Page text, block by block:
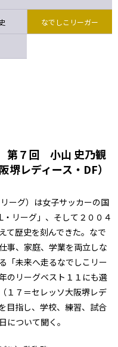
なでしこリーガー
第７回 小山 史乃観
堺レディース・DF）
ーグ）は女子サッカーの国
リーグ」、そして２００４
て歴史を刻んできた。なで
事、家庭、学業を両立しな
「未来へ走るなでしこリー
のリーグベスト１１にも選
１７＝セレッソ大阪堺レデ
目指し、学校、練習、試合
について聞く。